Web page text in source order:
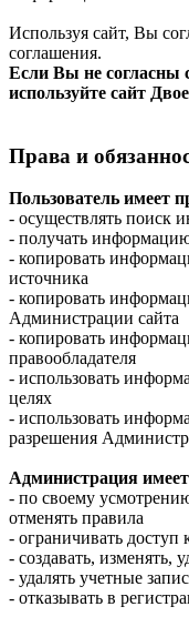
Используя сайт, Вы
соглашения.
Если Вы не согласны
используйте сайт
Права и
Пользователь имеет
- осуществлять поиск
- получать
- копировать
источника
- копировать
Администрации сайта
- копировать
правообладателя
- использовать
целях
- использовать
разрешения
Администрация
- по своему
отменять правила
- ограничивать
- создавать, изменять,
- удалять учетные
- отказывать в